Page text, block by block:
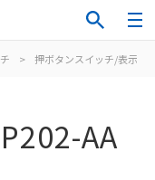
> 押ボタンスイッチ/表示灯
AA